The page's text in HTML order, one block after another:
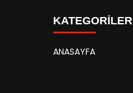
KATEGORİLER
ANASAYFA